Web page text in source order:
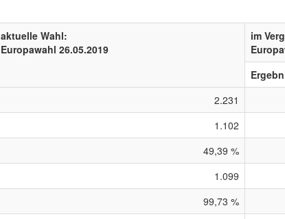
aktuelle Wahl:
Europawahl 26.05.2019
im
2.231
1.102
49,39 %
1.099
99,73 %